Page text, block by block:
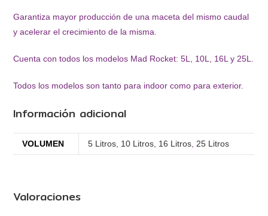
Garantiza mayor producción de una maceta del mismo caudal
y acelerar el crecimiento de la misma.
Cuenta con todos los modelos Mad Rocket: 5L, 10L, 16L y 25L.
Todos los modelos son tanto para indoor como para exterior.
Información adicional
VOLUMEN 5 Litros, 10 Litros, 16 Litros,25 Litros
Valoraciones